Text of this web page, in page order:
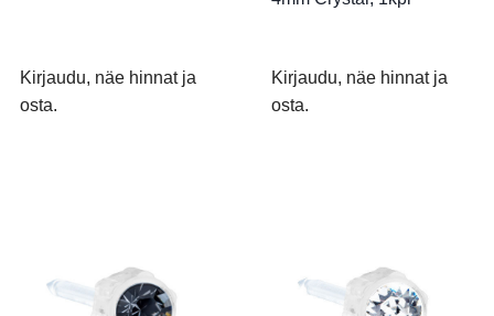
Kirjaudu, näe hinnat ja
osta.
Kirjaudu, näe hinnat ja
osta.